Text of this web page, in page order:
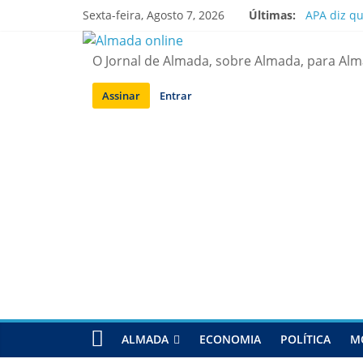
Sexta-feira, Agosto 7, 2026 Últimas:
APA diz
Ponte
Situação
O Jornal de Almada, sobre Almada, para
Assinar Entrar
ALMADA ECONOMIA POLÍTICA